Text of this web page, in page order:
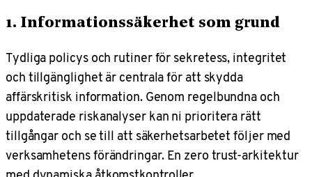
1. Informationssäkerhet som grund
Tydliga policys och rutiner för sekretess, integritet
och tillgänglighet är centrala för att skydda
affärskritisk information. Genom regelbundna och
uppdaterade riskanalyser kan ni prioritera rätt
tillgångar och se till att säkerhetsarbetet följer med
verksamhetens förändringar. En zero trust-arkitektur